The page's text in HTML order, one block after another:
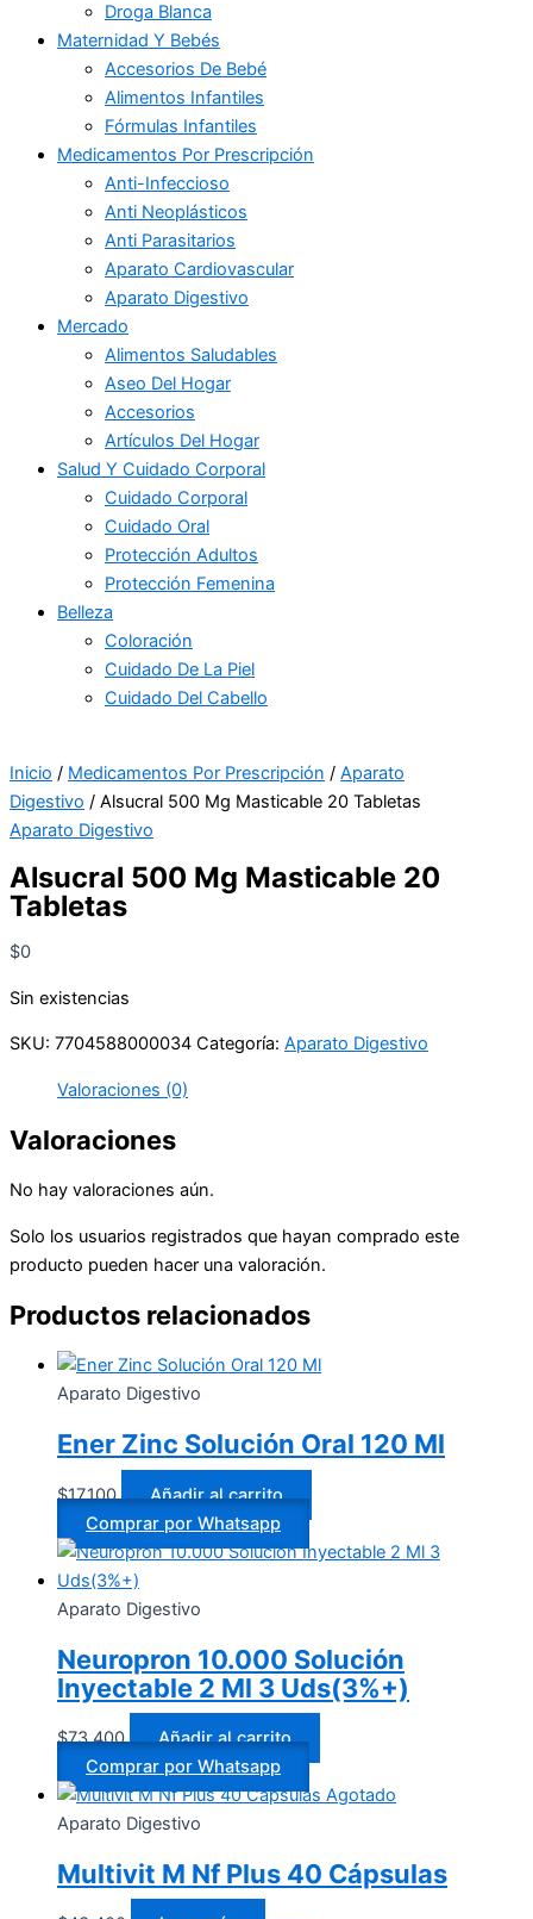
Droga Blanca
Maternidad Y Bebés
Accesorios De Bebé
Alimentos Infantiles
Fórmulas Infantiles
Medicamentos Por Prescripción
Anti-Infeccioso
Anti Neoplásticos
Anti Parasitarios
Aparato Cardiovascular
Aparato Digestivo
Mercado
Alimentos Saludables
Aseo Del Hogar
Accesorios
Artículos Del Hogar
Salud Y Cuidado Corporal
Cuidado Corporal
Cuidado Oral
Protección Adultos
Protección Femenina
Belleza
Coloración
Cuidado De La Piel
Cuidado Del Cabello
Inicio / Medicamentos Por Prescripción / Aparato
Digestivo / Alsucral 500 Mg Masticable 20 Tabletas
Aparato Digestivo
Alsucral 500 Mg Masticable 20
Tabletas
$0
Sin existencias
SKU: 7704588000034 Categoría: Aparato Digestivo
Valoraciones (0)
Valoraciones
No hay valoraciones aún.
Solo los usuarios registrados que hayan comprado este
producto pueden hacer una valoración.
Productos relacionados
Aparato Digestivo
Ener Zinc Solución Oral 120 Ml
$17.100
Añadir al carrito
Comprar por Whatsapp
Aparato Digestivo
Neuropron 10.000 Solución
Inyectable 2 Ml 3 Uds(3%+)
$73.400
Añadir al carrito
Comprar por Whatsapp
Agotado
Aparato Digestivo
Multivit M Nf Plus 40 Cápsulas